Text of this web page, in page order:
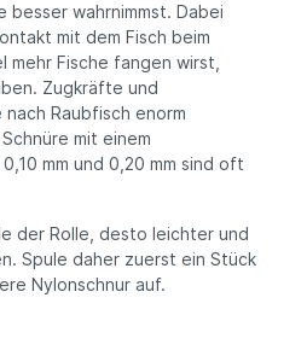
besser wahrnimmst. Dabei
mit dem Fisch beim
mehr Fische fangen wirst,
Zugkräfte und
Raubfisch enorm
mit einem
mm und 0,20 mm sind oft
der Rolle, desto leichter und
Spule daher zuerst ein Stück
Nylonschnur auf.